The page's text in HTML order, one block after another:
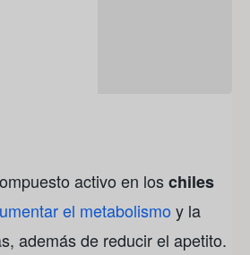
activo en loschiles
el metabolismo y la
además de reducir el apetito.